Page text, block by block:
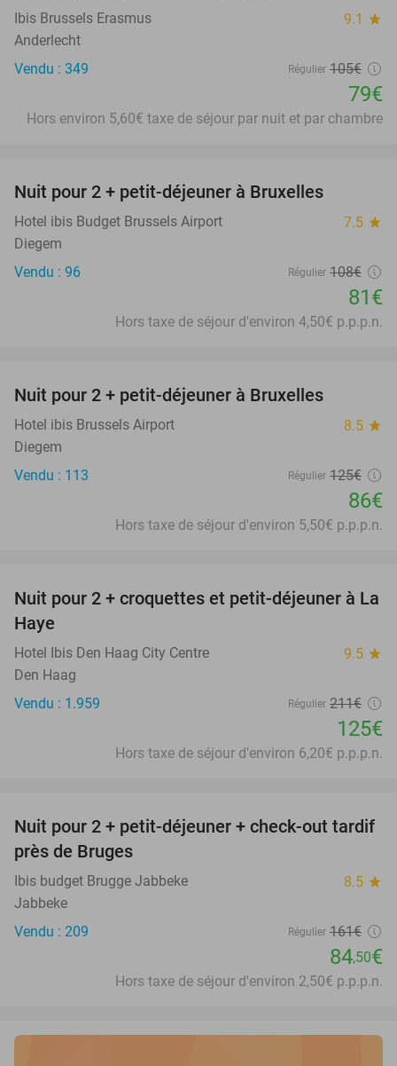
Ibis Brussels Erasmus 9.1 star
Anderlecht
Vendu : 349
Régulier 105€
79€
Hors environ 5,60€ taxe de séjour par nuit et par chambre
Nuit pour 2 + petit-déjeuner à Bruxelles
Hotel ibis Budget Brussels Airport 7.5 star
Diegem
Vendu : 96
Régulier 108€
81€
Hors taxe de séjour d'environ 4,50€ p.p.p.n.
Nuit pour 2 + petit-déjeuner à Bruxelles
Hotel ibis Brussels Airport 8.5 star
Diegem
Vendu : 113
Régulier 125€
86€
Hors taxe de séjour d'environ 5,50€ p.p.p.n.
41%
Nuit pour 2 + croquettes et petit-déjeuner à La
Haye
Hotel Ibis Den Haag City Centre 9.5 star
Den Haag
Vendu : 1.959
Régulier 211€
125€
Hors taxe de séjour d'environ 6,20€ p.p.p.n.
48%
Nuit pour 2 + petit-déjeuner + check-out tardif
près de Bruges
Ibis budget Brugge Jabbeke 8.5 star
Jabbeke
Vendu : 209
Régulier 161€
84,50€
Hors taxe de séjour d'environ 2,50€ p.p.p.n.